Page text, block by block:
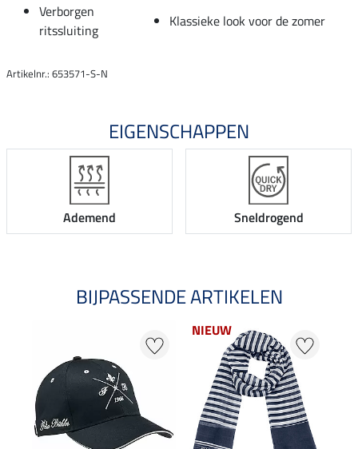
Verborgen
ritssluiting
Klassieke look voor de zomer
Artikelnr.: 653571-S-N
EIGENSCHAPPEN
Ademend Sneldrogend
BIJPASSENDE ARTIKELEN
NIEUW